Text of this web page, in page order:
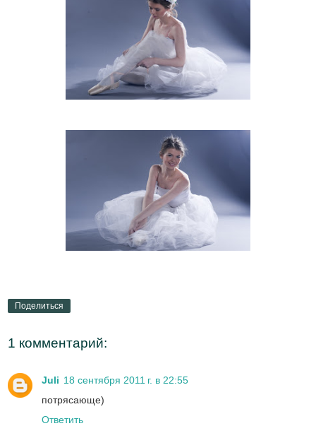
Поделиться
1 комментарий:
Juli 18 сентября 2011 г. в 22:55
потрясающе)
Ответить